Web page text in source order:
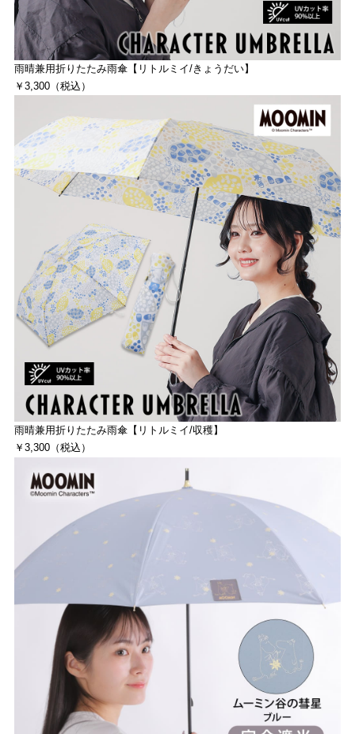
雨晴兼用折りたたみ雨傘【リトルミイ/きょうだい】
￥3,300（税込）
雨晴兼用折りたたみ雨傘【リトルミイ/収穫】
￥3,300（税込）